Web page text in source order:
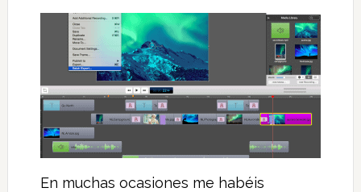
En muchas ocasiones me habéis